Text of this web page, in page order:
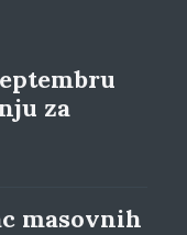
za
masovnih